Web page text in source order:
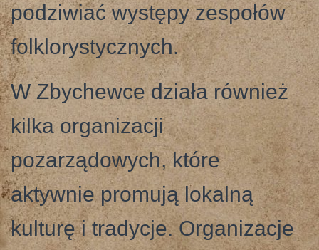
podziwiać występy zespołów
folklorystycznych.
W Zbychewce działa również
kilka organizacji
pozarządowych, które
aktywnie promują lokalną
kulturę i tradycje. Organizacje